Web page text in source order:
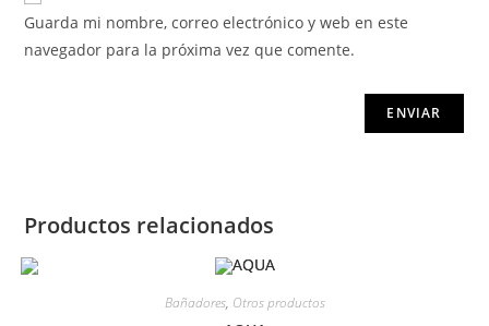
Guarda mi nombre, correo electrónico y web en este
navegador para la próxima vez que comente.
Productos relacionados
Bañadores, Otros productos